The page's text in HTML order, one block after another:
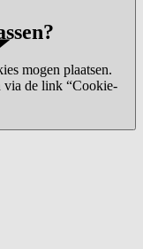
mogen plaatsen.
de link “Cookie-